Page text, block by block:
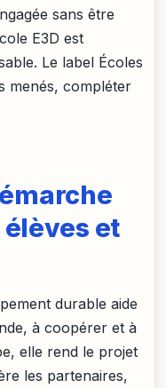
sans être
E3D est
Le label Écoles
menés, compléter
et
durable aide
à coopérer et à
elle rend le projet
les partenaires,